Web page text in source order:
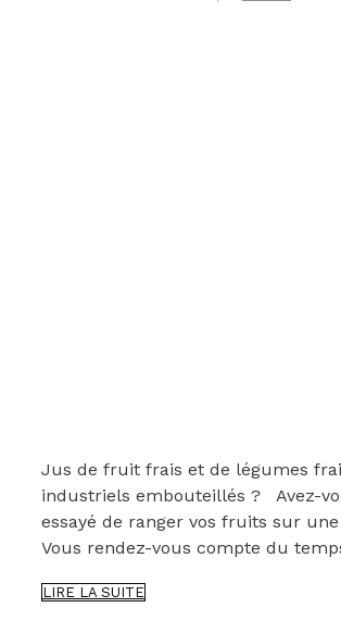
Jus de fruit frais et de légumes
industriels embouteillés ? Avez-
essayé de ranger vos fruits sur
Vous rendez-vous compte du
LIRE LA SUITEPOURQUOI